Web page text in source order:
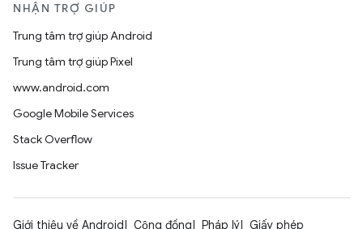
NHẬN TRỢ GIÚP
Trung tâm trợ giúp Android
Trung tâm trợ giúp Pixel
www.android.com
Google Mobile Services
Stack Overflow
Issue Tracker
Giới thiệu về Android Cộng đồng Pháp lý Giấy phép